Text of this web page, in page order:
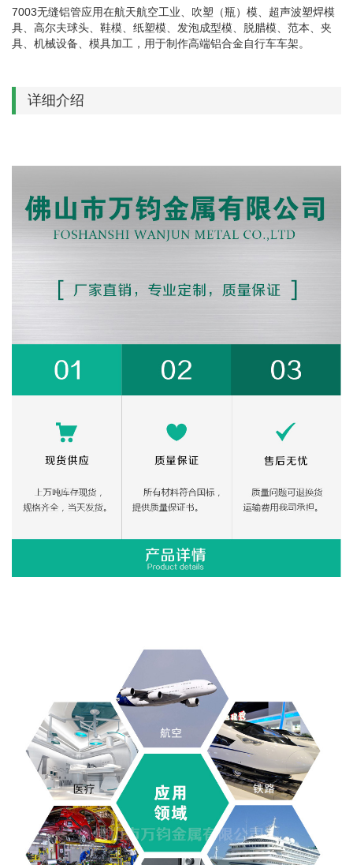
7003无缝铝管应用在航天航空工业、吹塑（瓶）模、超声波塑焊模
具、高尔夫球头、鞋模、纸塑模、发泡成型模、脱腊模、范本、夹
具、机械设备、模具加工，用于制作高端铝合金自行车车架。
详细介绍